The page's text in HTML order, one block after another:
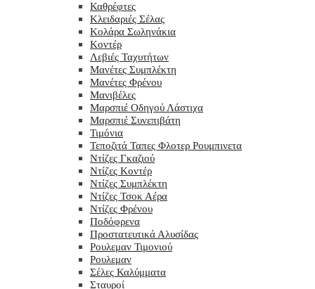
Καθρέφτες
Κλειδαριές Σέλας
Κολάρα Σωληνάκια
Κοντέρ
Λεβιές Ταχυτήτων
Μανέτες Συμπλέκτη
Μανέτες Φρένου
Μανιβέλες
Μαρσπιέ Οδηγού Λάστιχα
Μαρσπιέ Συνεπιβάτη
Τιμόνια
Τεποζιτά Ταπες Φλοτερ Ρουμπινετα
Ντίζες Γκαζιού
Ντίζες Κοντέρ
Ντίζες Συμπλέκτη
Ντίζες Τσοκ Αέρα
Ντίζες Φρένου
Ποδόφρενα
Προστατευτικά Αλυσίδας
Ρουλεμαν Τιμονιού
Ρουλεμαν
Σέλες Καλύμματα
Σταυροί